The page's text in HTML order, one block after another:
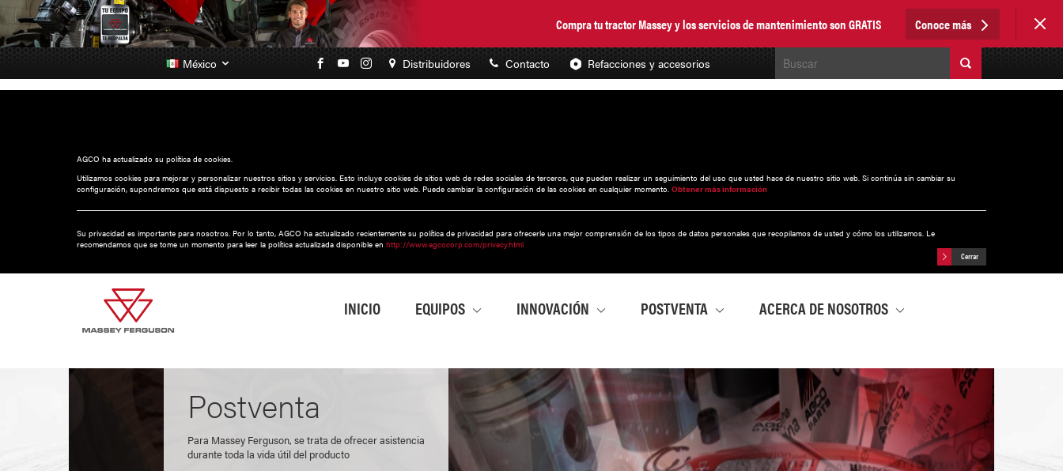
Compra tu tractor Massey y los servicios de mantenimiento son GRATIS Conoce más
México Distribuidores Contacto Refacciones y accesorios
AGCO ha actualizado su política de cookies.
Utilizamos cookies para mejorar y personalizar nuestros sitios y servicios. Esto incluye cookies de sitios web de redes sociales de terceros, que pueden realizar un seguimiento del uso que usted hace de nuestro sitio web. Si continúa sin cambiar su
configuración, supondremos que está dispuesto a recibir todas las cookies en nuestro sitio web. Puede cambiar la configuración de las cookies en cualquier momento. Obtener más información
Su privacidad es importante para nosotros. Por lo tanto, AGCO ha actualizado recientemente su política de privacidad para ofrecerle una mejor comprensión de los tipos de datos personales que recopilamos de usted y cómo los utilizamos. Le
recomendamos que se tome un momento para leer la política actualizada disponible en http://www.agcocorp.com/privacy.html
Cerrar
INICIO EQUIPOS INNOVACIÓN POSTVENTA ACERCA DE NOSOTROS
Postventa
Para Massey Ferguson, se trata de ofrecer asistencia
durante toda la vida útil del producto